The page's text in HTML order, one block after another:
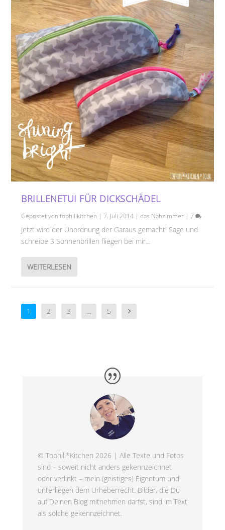
BRILLENETUI FÜR DICKSCHÄDEL
Gepostet vontophillkitchen |7. Juli 2014 |das Nähzimmer |7
Jetzt wird der Unordnung der Garaus gemacht! Sage und
schreibe 3 Sonnenbrillen fliegen bei mir...
WEITERLESEN
1 2 3 … 5
© Tophill*Kitchen 2026 | Alle Texte und Fotos
sind – soweit nicht anders gekennzeichnet
oder verlinkt – mein (geistiges) Eigentum und
unterliegen dem Urheberrecht. Bilder, die Du
auf Deinen Blog mitnehmen darfst, sind im Text
als solche gekennzeichnet.